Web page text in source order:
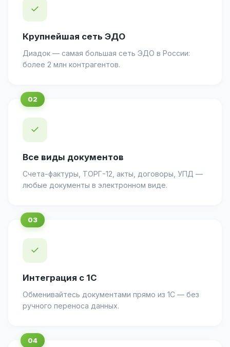
✓
Крупнейшая сеть ЭДО
Диадок — самая большая сеть ЭДО в России:
более 2 млн контрагентов.
✓
Все виды документов
Счета-фактуры, ТОРГ-12, акты, договоры, УПД —
любые документы в электронном виде.
✓
Интеграция с 1С
Обменивайтесь документами прямо из 1С — без
ручного переноса данных.